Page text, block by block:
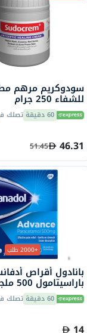
سودوكريم مرهم
للشفاء 250 جرام
60 دقيقة تصلك
46.31
51.45
+2000 طلب
بانادول أقراص
قرص 60 دقيقة تصلك